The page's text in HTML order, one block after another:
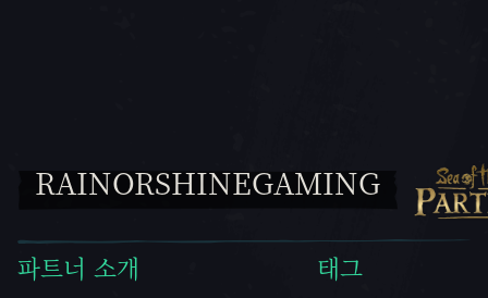
RAINORSHINEGAMING
파트너 소개 태그